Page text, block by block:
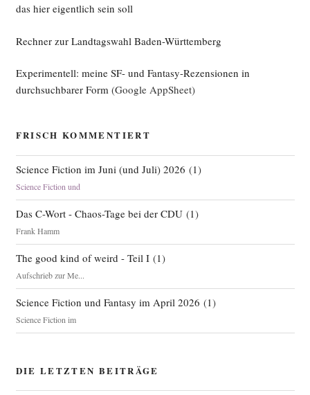
das hier eigentlich sein soll
Rechner zur Landtagswahl Baden-Württemberg
Experimentell: meine SF- und Fantasy-Rezensionen in
durchsuchbarer Form(Google AppSheet)
FRISCH KOMMENTIERT
Science Fiction im Juni (und Juli) 2026 (1)
Science Fiction und
Das C-Wort - Chaos-Tage bei der CDU(1)
Frank Hamm
The good kind of weird - Teil I(1)
Aufschrieb zur Me...
Science Fiction und Fantasy im April 2026 (1)
Science Fiction im
DIE LETZTEN BEITRÄGE